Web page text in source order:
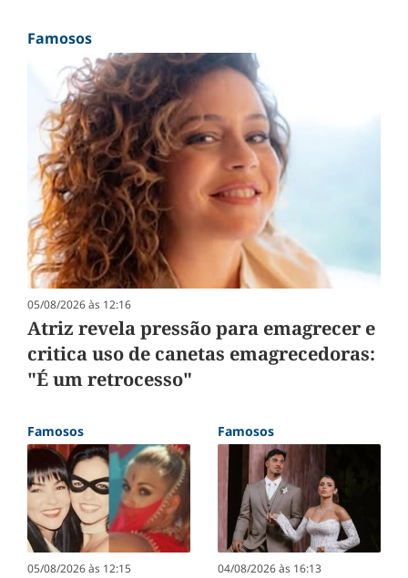
Famosos
05/08/2026 às 12:16
Atriz revela pressão para emagrecer e
critica uso de canetas emagrecedoras:
"É um retrocesso"
Famosos
05/08/2026 às 12:15
Famosos
04/08/2026 às 16:13